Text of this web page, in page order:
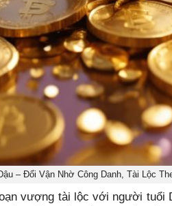
– Đổi Vận Nhờ Công Danh, Tài Lộc
vượng tài lộc với người tuổi